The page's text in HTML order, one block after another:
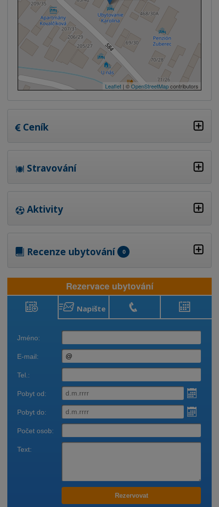
Leaflet | ©OpenStreetMapcontributors
Ceník
Stravování
Aktivity
Recenze ubytování 0
Rezervace ubytování
ubytování
Napište
Zavolejte Obsazenost